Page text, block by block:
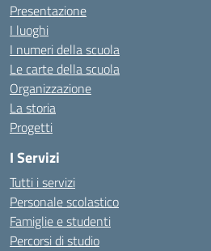
Presentazione
I luoghi
I numeri della scuola
Le carte della scuola
Organizzazione
La storia
Progetti
I Servizi
Tutti i servizi
Personale scolastico
Famiglie e studenti
Percorsi di studio